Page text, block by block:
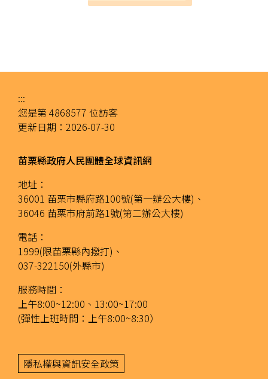
:::
您是第 4868577 位訪客
更新日期： 2026-07-30
苗栗縣政府人民團體全球資訊網
地址：
36001 苗栗市縣府路100號(第一辦公大樓)、
36046 苗栗市府前路1號(第二辦公大樓)
電話：
1999(限苗栗縣內撥打)、
037-322150(外縣市)
服務時間：
上午8:00~12:00、13:00~17:00
(彈性上班時間：上午8:00~8:30）
隱私權與資訊安全政策